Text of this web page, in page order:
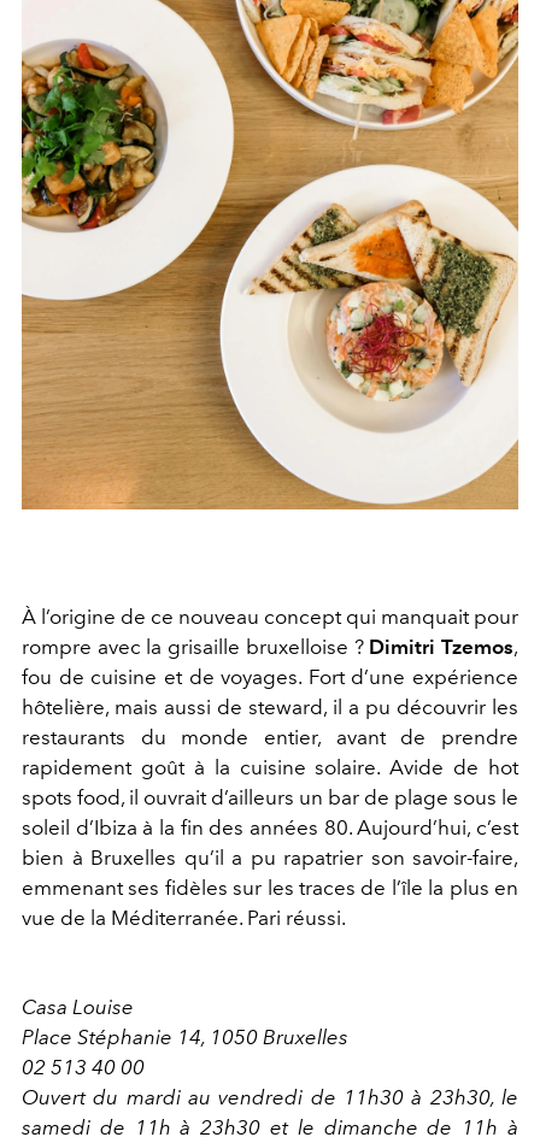
À l’origine de ce nouveau concept qui manquait pour
rompre avec la grisaille bruxelloise ? Dimitri Tzemos,
fou de cuisine et de voyages. Fort d’une expérience
hôtelière, mais aussi de steward, il a pu découvrir les
restaurants du monde entier, avant de prendre
rapidement goût à la cuisine solaire. Avide de hot
spots food, il ouvrait d’ailleurs un bar de plage sous le
soleil d’Ibiza à la fin des années 80. Aujourd’hui, c’est
bien à Bruxelles qu’il a pu rapatrier son savoir-faire,
emmenant ses fidèles sur les traces de l’île la plus en
vue de la Méditerranée. Pari réussi.
Casa Louise
Place Stéphanie 14, 1050 Bruxelles
02 513 40 00
Ouvert du mardi au vendredi de 11h30 à 23h30, le
samedi de 11h à 23h30 et le dimanche de 11h à